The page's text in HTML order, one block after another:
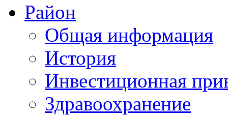
Район
Общая информация
История
Инвестиционная
Здравоохранение